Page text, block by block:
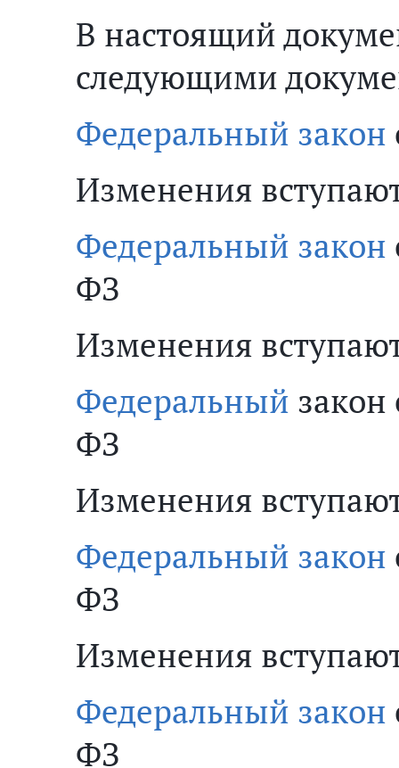
В настоящий
следующими
Федеральный закон
Изменения
Федеральный закон
ФЗ
Изменения
Федеральный закон
ФЗ
Изменения
Федеральный закон
ФЗ
Изменения
Федеральный закон
ФЗ